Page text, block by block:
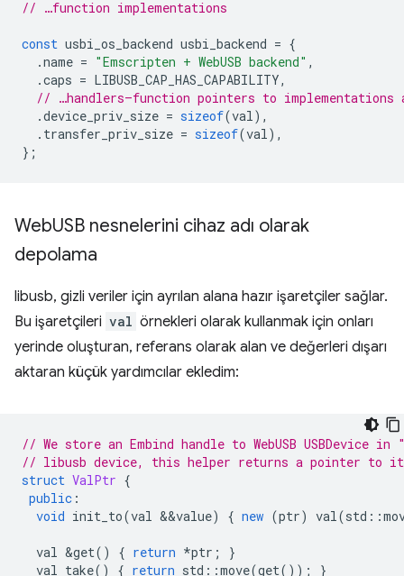
// …function implementations
const usbi_os_backend usbi_backend = {
.name = "Emscripten + WebUSB backend" ,
.caps = LIBUSB_CAP_HAS_CAPABILITY,
// …handlers—function pointers to implementations
.device_priv_size = sizeof(val),
. transfer_priv_size = sizeof(val),
};
WebUSB nesnelerini cihaz adı olarak
depolama
libusb, gizli veriler için ayrılan alana hazır işaretçiler sağlar.
Bu işaretçileri val örnekleri olarak kullanmak için onları
yerinde oluşturan, referans olarak alan ve değerleri dışarı
aktaran küçük yardımcılar ekledim:
// We store an Embind handle to WebUSB USBDevice
// libusb device, this helper returns a pointer to
struct ValPtr {
public :
void init_to(val &&value) { new (ptr) val(std ::
val &get() { return *ptr ;
}
val take() { return std ::move(get()); }